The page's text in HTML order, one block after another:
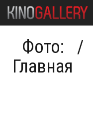
Фото:
Главная
/